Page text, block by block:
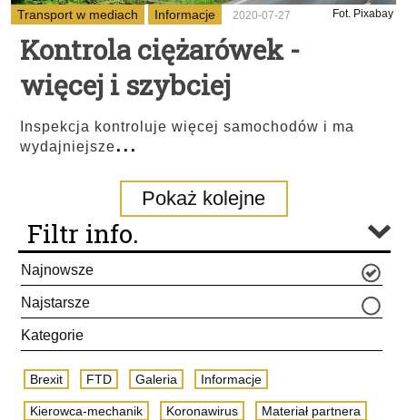
Transport w mediach Informacje 2020-07-27 Fot. Pixabay
Kontrola ciężarówek -
więcej i szybciej
Inspekcja kontroluje więcej samochodów i ma
wydajniejsze...
Pokaż kolejne
Filtr info.
Najnowsze
Najstarsze
Kategorie
Brexit FTD Galeria Informacje
Kierowca-mechanik Koronawirus Materiał partnera